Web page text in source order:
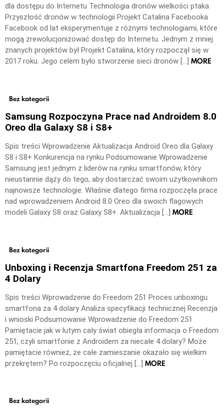
dla dostępu do Internetu Technologia dronów wielkości ptaka
Przyszłość dronów w technologii Projekt Catalina Facebooka
Facebook od lat eksperymentuje z różnymi technologiami, które
mogą zrewolucjonizować dostęp do Internetu. Jednym z mniej
znanych projektów był Projekt Catalina, który rozpoczął się w
2017 roku. Jego celem było stworzenie sieci dronów […] MORE
Bez kategorii
Samsung Rozpoczyna Prace nad Androidem 8.0
Oreo dla Galaxy S8 i S8+
Spis treści Wprowadzenie Aktualizacja Android Oreo dla Galaxy
S8 i S8+ Konkurencja na rynku Podsumowanie Wprowadzenie
Samsung jest jednym z liderów na rynku smartfonów, który
nieustannie dąży do tego, aby dostarczać swoim użytkownikom
najnowsze technologie. Właśnie dlatego firma rozpoczęła prace
nad wprowadzeniem Android 8.0 Oreo dla swoich flagowych
modeli Galaxy S8 oraz Galaxy S8+. Aktualizacja […] MORE
Bez kategorii
Unboxing i Recenzja Smartfona Freedom 251 za
4 Dolary
Spis treści Wprowadzenie do Freedom 251 Proces unboxingu
smartfona za 4 dolary Analiza specyfikacji technicznej Recenzja
i wnioski Podsumowanie Wprowadzenie do Freedom 251
Pamiętacie jak w lutym cały świat obiegła informacja o Freedom
251, czyli smartfonie z Androidem za niecałe 4 dolary? Może
pamiętacie również, że całe zamieszanie okazało się wielkim
przekrętem? Po rozpoczęciu oficjalnej […] MORE
Bez kategorii